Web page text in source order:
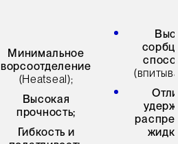
Минимальное
ворсоотделение
(Heatseal);
Высокая
прочность;
Гибкость и